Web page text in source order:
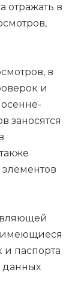
отражать в
в
и
заносятся
элементов
имеющиеся
паспорта
данных